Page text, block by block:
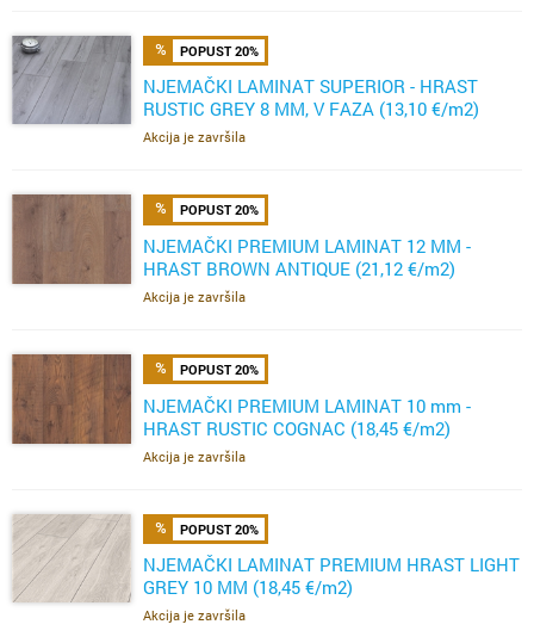
POPUST 20%
NJEMAČKI LAMINAT SUPERIOR - HRAST
RUSTIC GREY 8 MM, V FAZA (13,10 €/m2)
Akcija je završila
POPUST 20%
NJEMAČKI PREMIUM LAMINAT 12 MM -
HRAST BROWN ANTIQUE (21,12 €/m2)
Akcija je završila
POPUST 20%
NJEMAČKI PREMIUM LAMINAT 10 mm -
HRAST RUSTIC COGNAC (18,45 €/m2)
Akcija je završila
POPUST 20%
NJEMAČKI LAMINAT PREMIUM HRAST LIGHT
GREY 10 MM (18,45 €/m2)
Akcija je završila